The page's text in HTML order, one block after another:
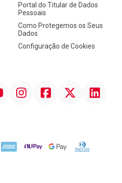
Portal do Titular de Dados
Pessoais
Como Protegemos os Seus
Dados
Configuração de Cookies
InstagramFacebookTwitter Linkedin
AMEX NuPay Google PayDiners Club